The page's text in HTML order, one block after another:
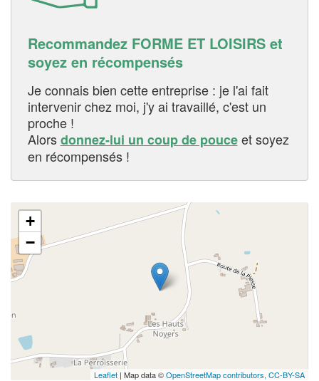
Recommandez FORME ET LOISIRS et
soyez en récompensés
Je connais bien cette entreprise : je l'ai fait
intervenir chez moi, j'y ai travaillé, c'est un
proche !
Alorsdonnez-lui un coup de pouceet soyez
en récompensés !
+
−
Leaflet | Map data ©OpenStreetMap contributors, CC-BY-SA